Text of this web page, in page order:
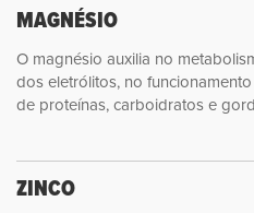
MAGNÉSIO
O magnésio auxilia no
dos eletrólitos, no
de proteínas, carboidratos e
ZINCO